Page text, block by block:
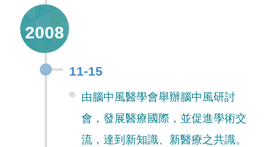
2008
11-15
由腦中風醫學會舉辦腦中風研討
會，發展醫療國際，並促進學術交
流，達到新知識、新醫療之共識。